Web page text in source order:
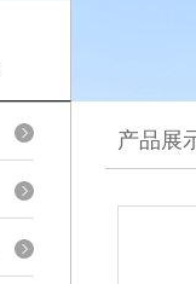
产品展